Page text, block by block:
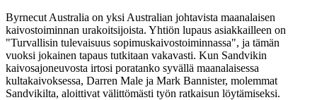
Byrnecut Australia on yksi Australian johtavista maanalaisen
kaivostoiminnan urakoitsijoista. Yhtiön lupaus asiakkailleen on
"Turvallisin tulevaisuus sopimuskaivostoiminnassa", ja tämän
vuoksi jokainen tapaus tutkitaan vakavasti. Kun Sandvikin
kaivosajoneuvosta irtosi poratanko syvällä maanalaisessa
kultakaivoksessa, Darren Male ja Mark Bannister, molemmat
Sandvikilta, aloittivat välittömästi työn ratkaisun löytämiseksi.